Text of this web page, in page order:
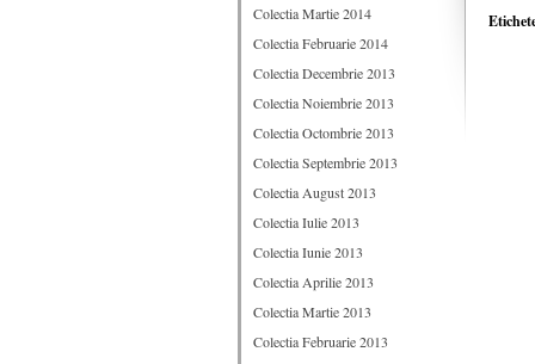
Colectia Martie 2014
Colectia Februarie 2014
Colectia Decembrie 2013
Colectia Noiembrie 2013
Colectia Octombrie 2013
Colectia Septembrie 2013
Colectia August 2013
Colectia Iulie 2013
Colectia Iunie 2013
Colectia Aprilie 2013
Colectia Martie 2013
Colectia Februarie 2013